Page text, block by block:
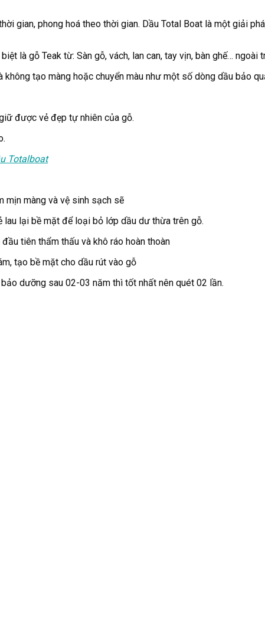
gian, phong hoá theo thời gian. Dầu Total Boat là một giải
là gỗ Teak từ: Sàn gỗ, vách, lan can, tay vịn, bàn ghế… ngoài
tạo màng hoặc chuyển màu như một số dòng dầu bảo
được vẻ đẹp tự nhiên của gỗ.
Totalboat
mịn màng và vệ sinh sạch sẽ
lại bề mặt để loại bỏ lớp dầu dư thừa trên gỗ.
tiên thẩm thấu và khô ráo hoàn thoàn
tạo bề mặt cho dầu rút vào gỗ
dưỡng sau 02-03 năm thì tốt nhất nên quét 02 lần.